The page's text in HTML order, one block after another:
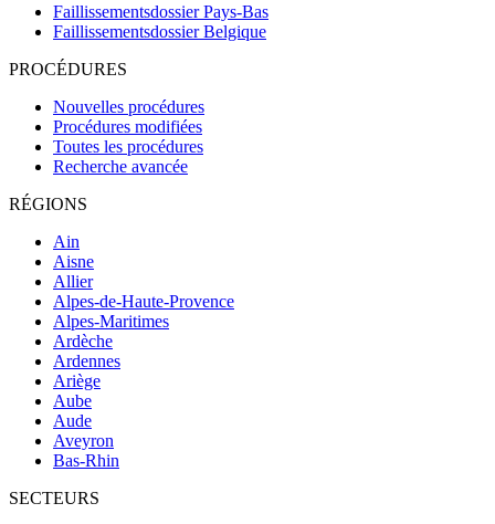
Faillissementsdossier Pays-Bas
Faillissementsdossier Belgique
PROCÉDURES
Nouvelles procédures
Procédures modifiées
Toutes les procédures
Recherche avancée
RÉGIONS
Ain
Aisne
Allier
Alpes-de-Haute-Provence
Alpes-Maritimes
Ardèche
Ardennes
Ariège
Aube
Aude
Aveyron
Bas-Rhin
SECTEURS